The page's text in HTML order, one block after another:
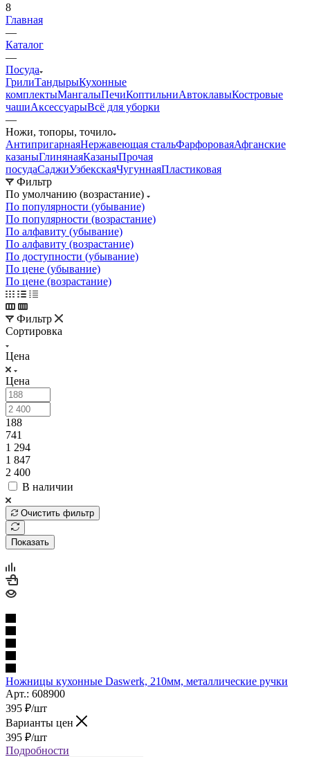
8
Главная
—
Каталог
—
Посуда
ГрилиТандырыКухонные
комплектыМангалыПечиКоптильниАвтоклавыКостровые
чашиАксессуарыВсё для уборки
—
Ножи, топоры, точило
АнтипригарнаяНержавеющая стальФарфороваяАфганские
казаныГлинянаяКазаныПрочая
посудаСаджиУзбекскаяЧугуннаяПластиковая
Фильтр
По умолчанию (возрастание)
По популярности (убывание)
По популярности (возрастание)
По алфавиту (убывание)
По алфавиту (возрастание)
По доступности (убывание)
По цене (убывание)
По цене (возрастание)
Фильтр
Сортировка
Цена
Цена
188
741
1 294
1 847
2 400
В наличии
Очистить фильтр
Показать
Ножницы кухонные Daswerk, 210мм, металлические ручки
Арт.: 608900
395 ₽/шт
Варианты цен
395 ₽/шт
Подробности